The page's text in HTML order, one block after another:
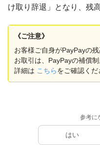
け取り辞退」となり、残
《ご注意》
お客様ご自身がPayPayの
お取引は、PayPayの補償
詳細は こちらをご確認くだ
参考に
はい